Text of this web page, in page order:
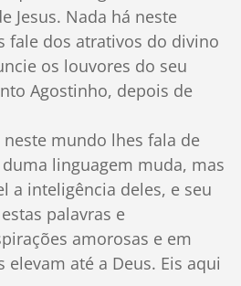
Jesus. Nada há neste
fale dos atrativos do divino
os louvores do seu
Agostinho, depois de
mundo lhes fala de
linguagem muda, mas
a inteligência deles, e seu
palavras e
amorosas e em
elevam até a Deus. Eis aqui